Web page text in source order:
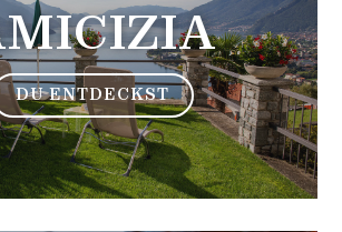
DU ENTDECKST